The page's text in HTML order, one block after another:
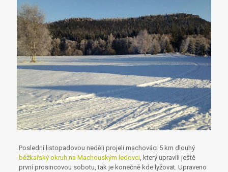
Poslední listopadovou neděli projeli machováci 5 km dlouhý
běžkařský okruh na Machouským ledovci, který upravili ještě
první prosincovou sobotu, tak je konečně kde lyžovat. Upraveno